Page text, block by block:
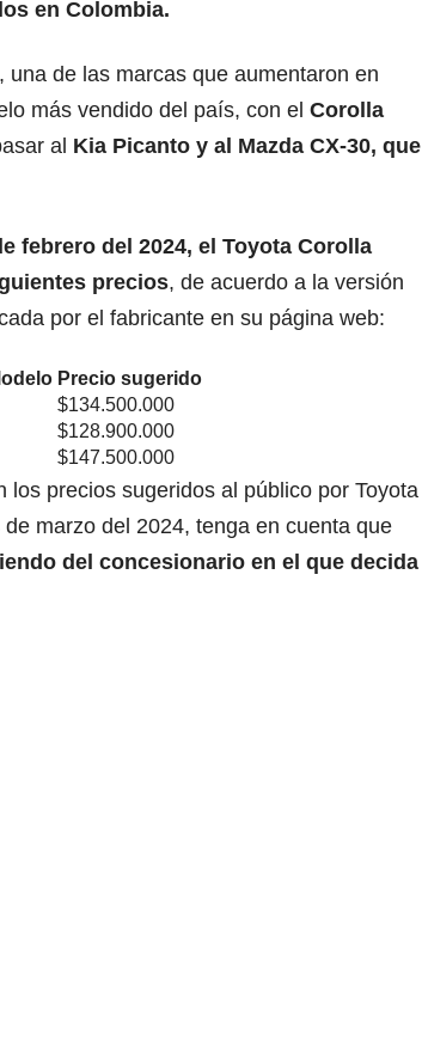
en Colombia.
de las marcas que aumentaron en
más vendido del país, con el Corolla
al Kia Picanto y al Mazda CX-30, que
febrero del 2024, el Toyota Corolla
precios, de acuerdo a la versión
por el fabricante en su página web:
Precio sugerido
$134.500.000
$128.900.000
$147.500.000
los precios sugeridos al público por Toyota
marzo del 2024, tenga en cuenta que
del concesionario en el que decida